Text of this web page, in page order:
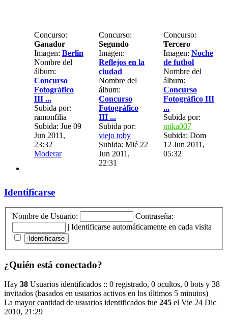
Concurso:
Ganador
Imagen: Berlin
Nombre del
álbum:
Concurso
Fotográfico
III ...
Subida por:
ramonfilia
Subida: Jue 09
Jun 2011,
23:32
Moderar
Concurso:
Segundo
Imagen:
Reflejos en la
ciudad
Nombre del
álbum:
Concurso
Fotográfico
III ...
Subida por:
viejo toby
Subida: Mié 22
Jun 2011,
22:31
Concurso:
Tercero
Imagen: Noche
de futbol
Nombre del
álbum:
Concurso
Fotográfico III
...
Subida por:
mika007
Subida: Dom
12 Jun 2011,
05:32
Identificarse
Nombre de Usuario:
Contraseña:
| Identificarse automáticamente en cada visita
¿Quién está conectado?
Hay 38 Usuarios identificados :: 0 registrado, 0 ocultos, 0 bots y 38
invitados (basados en usuarios activos en los últimos 5 minutos)
La mayor cantidad de usuarios identificados fue 245 el Vie 24 Dic
2010, 21:29